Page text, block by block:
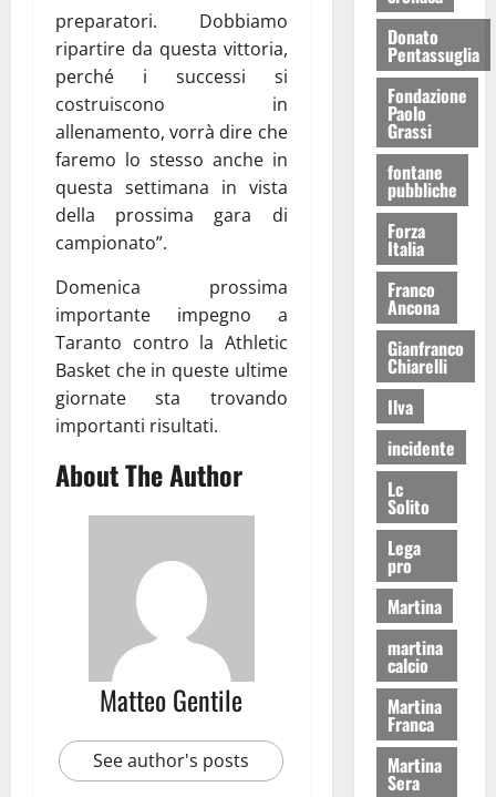
preparatori. Dobbiamo
ripartire da questa vittoria,
perché i successi si
costruiscono in
allenamento, vorrà dire che
faremo lo stesso anche in
questa settimana in vista
della prossima gara di
campionato”.
Domenica prossima
importante impegno a
Taranto contro la Athletic
Basket che in queste ultime
giornate sta trovando
importanti risultati.
About The Author
Matteo Gentile
See author's posts
Donato
Pentassuglia
Fondazione
Paolo
Grassi
fontane
pubbliche
Forza
Italia
Franco
Ancona
Gianfranco
Chiarelli
Ilva
incidente
Lc
Solito
Lega
pro
Martina
martina
calcio
Martina
Franca
Martina
Sera